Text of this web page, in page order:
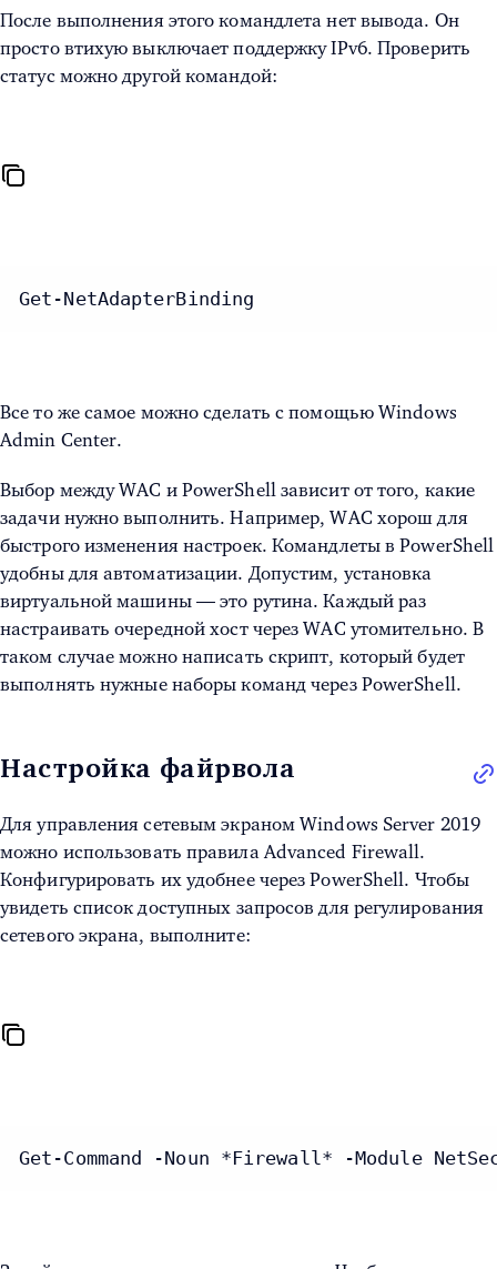
После выполнения этого командлета нет вывода. Он
просто втихую выключает поддержку IPv6. Проверить
статус можно другой командой:
Get-NetAdapterBinding
Все то же самое можно сделать с помощью Windows
Admin Center.
Выбор между WAC и PowerShell зависит от того, какие
задачи нужно выполнить. Например, WAC хорош для
быстрого изменения настроек. Командлеты в PowerShell
удобны для автоматизации. Допустим, установка
виртуальной машины — это рутина. Каждый раз
настраивать очередной хост через WAC утомительно. В
таком случае можно написать скрипт, который будет
выполнять нужные наборы команд через PowerShell.
Настройка файрвола
Для управления сетевым экраномWindows Server 2019
можно использовать правила Advanced Firewall.
Конфигурировать их удобнее через PowerShell. Чтобы
увидеть список доступных запросов для регулирования
сетевого экрана, выполните:
Get-Command -Noun *Firewall* -Module